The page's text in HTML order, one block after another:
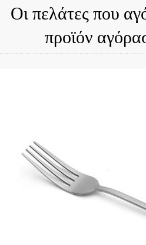
Οι πελάτες που
προϊόν